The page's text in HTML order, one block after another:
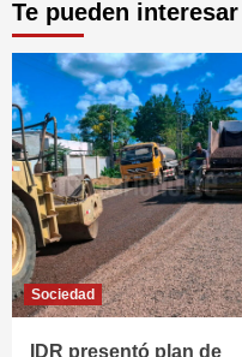
Te pueden interesar
Sociedad
IDR presentó plan de